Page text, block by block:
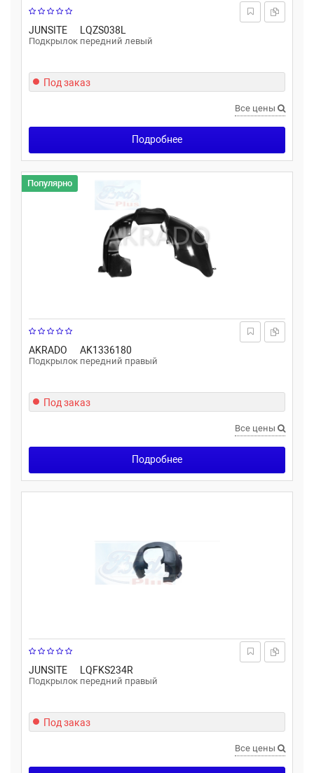
JUNSITE LQZS038L
Подкрылок передний левый
Под заказ
Все цены
Подробнее
AKRADO AK1336180
Подкрылок передний правый
Популярно
Под заказ
Все цены
Подробнее
JUNSITE LQFKS234R
Подкрылок передний правый
Под заказ
Все цены